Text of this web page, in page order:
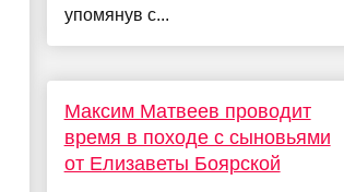
упомянув с...
Максим Матвеев проводит
время в походе с сыновьями
от Елизаветы Боярской